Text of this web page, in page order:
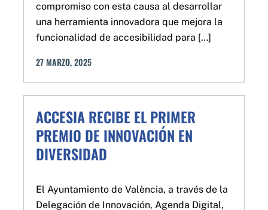
compromiso con esta causa al desarrollar
una herramienta innovadora que mejora la
funcionalidad de accesibilidad para […]
27 MARZO,2025
ACCESIA RECIBE EL PRIMER
PREMIO DE INNOVACIÓN EN
DIVERSIDAD
El Ayuntamiento de València, a través de la
Delegación de Innovación, Agenda Digital,